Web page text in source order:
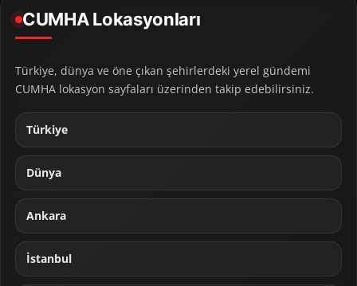
CUMHA Lokasyonları
Türkiye, dünya ve öne çıkan şehirlerdeki yerel gündemi
CUMHA lokasyon sayfaları üzerinden takip edebilirsiniz.
Türkiye
Dünya
Ankara
İstanbul